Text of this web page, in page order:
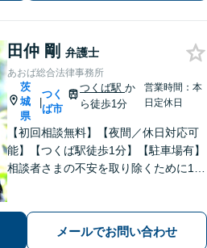
田仲 剛 弁護士
あおば総合法律事務所
茨
城
県
|
つく
ば市
つくば駅か
ら徒歩1分
営業時間：本
日定休日
【初回相談無料】【夜間／休日対応可
能】【つくば駅徒歩1分】【駐車場有】
相談者さまの不安を取り除くために1件
することを心がけています。まずはお
気軽にお問い合わせください。
メールでお問い合わせ